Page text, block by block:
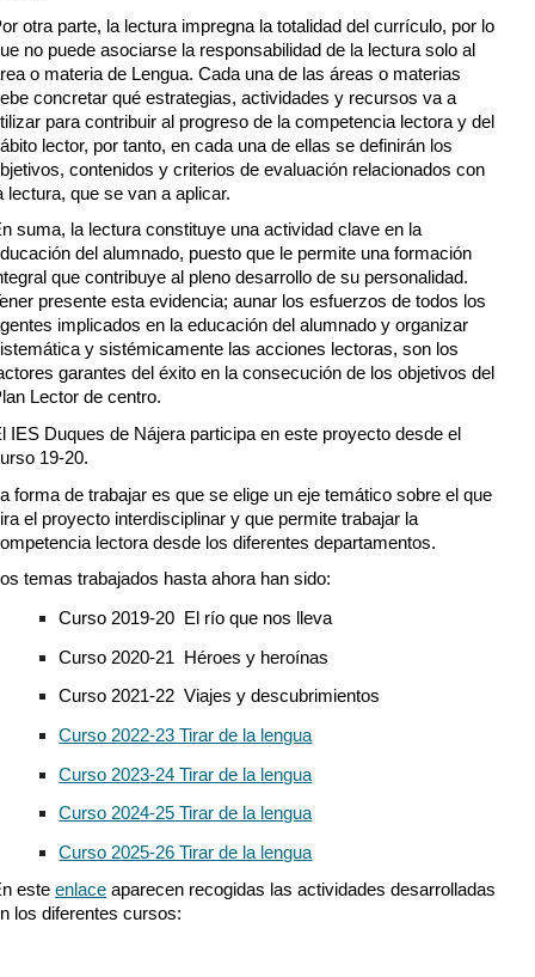
otra parte, la lectura impregna la totalidad del currículo, por lo
no puede asociarse la responsabilidad de la lectura solo al
o materia de Lengua. Cada una de las áreas o materias
concretar qué estrategias, actividades y recursos va a
para contribuir al progreso de la competencia lectora y del
lector, por tanto, en cada una de ellas se definirán los
contenidos y criterios de evaluación relacionados con
lectura, que se van a aplicar.
suma, la lectura constituye una actividad clave en la
del alumnado, puesto que le permite una formación
que contribuye al pleno desarrollo de su personalidad.
presente esta evidencia; aunar los esfuerzos de todos los
implicados en la educación del alumnado y organizar
y sistémicamente las acciones lectoras, son los
garantes del éxito en la consecución de los objetivos del
Lector de centro.
IES Duques de Nájera participa en este proyecto desde el
19-20.
forma de trabajar es que se elige un eje temático sobre el que
el proyecto interdisciplinar y que permite trabajar la
lectora desde los diferentes departamentos.
temas trabajados hasta ahora han sido:
Curso 2019-20 El río que nos lleva
Curso 2020-21 Héroes y heroínas
Curso 2021-22 Viajes y descubrimientos
Curso 2022-23 Tirar de la lengua
Curso 2023-24 Tirar de la lengua
Curso 2024-25 Tirar de la lengua
Curso 2025-26 Tirar de la lengua
esteenlace aparecen recogidas las actividades desarrolladas
los diferentes cursos: